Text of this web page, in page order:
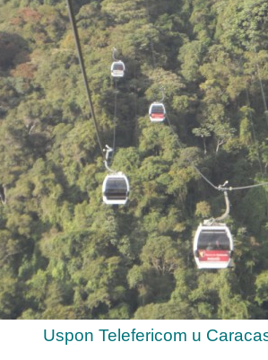
Uspon Telefericom u